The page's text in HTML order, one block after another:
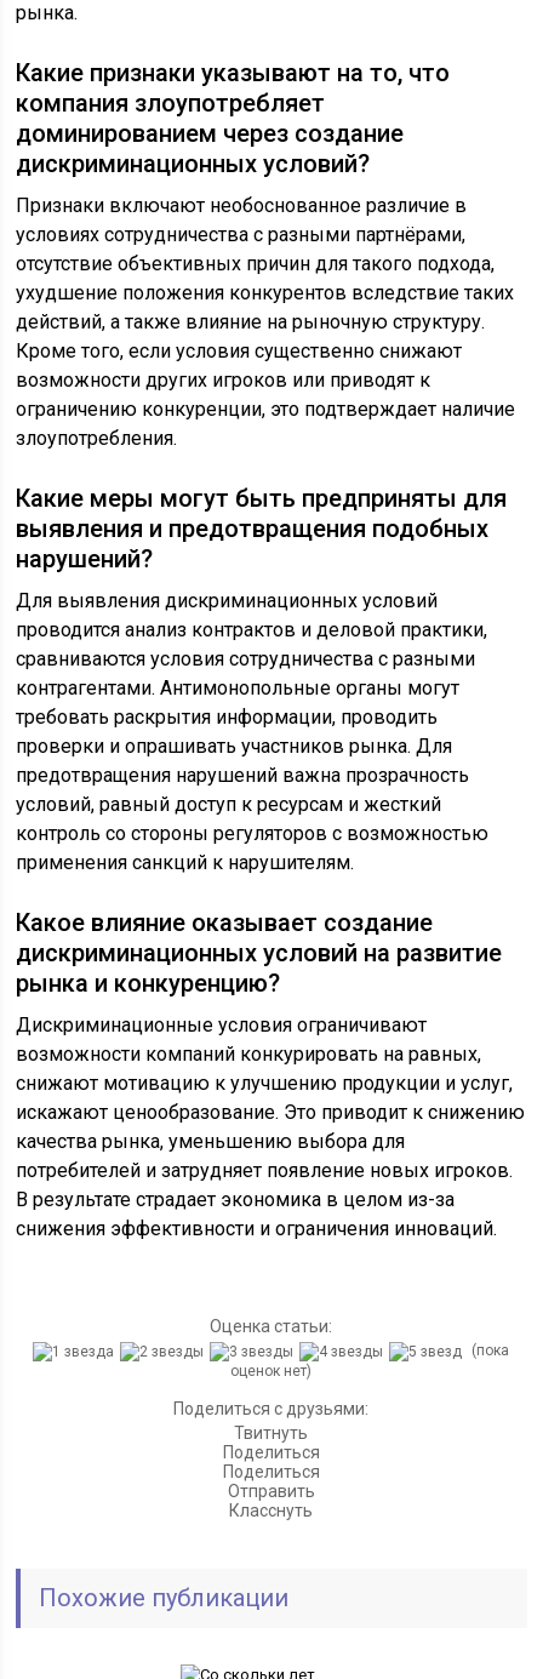
рынка.
Какие признаки указывают на то, что
компания злоупотребляет
доминированием через создание
дискриминационных условий?
Признаки включают необоснованное различие в
условиях сотрудничества с разными партнёрами,
отсутствие объективных причин для такого подхода,
ухудшение положения конкурентов вследствие таких
действий, а также влияние на рыночную структуру.
Кроме того, если условия существенно снижают
возможности других игроков или приводят к
ограничению конкуренции, это подтверждает наличие
злоупотребления.
Какие меры могут быть предприняты для
выявления и предотвращения подобных
нарушений?
Для выявления дискриминационных условий
проводится анализ контрактов и деловой практики,
сравниваются условия сотрудничества с разными
контрагентами. Антимонопольные органы могут
требовать раскрытия информации, проводить
проверки и опрашивать участников рынка. Для
предотвращения нарушений важна прозрачность
условий, равный доступ к ресурсам и жесткий
контроль со стороны регуляторов с возможностью
применения санкций к нарушителям.
Какое влияние оказывает создание
дискриминационных условий на развитие
рынка и конкуренцию?
Дискриминационные условия ограничивают
возможности компаний конкурировать на равных,
снижают мотивацию к улучшению продукции и услуг,
искажают ценообразование. Это приводит к снижению
качества рынка, уменьшению выбора для
потребителей и затрудняет появление новых игроков.
В результате страдает экономика в целом из-за
снижения эффективности и ограничения инноваций.
Оценка статьи:
(пока
оценок нет)
Поделиться с друзьями:
Твитнуть
Поделиться
Поделиться
Отправить
Класснуть
Похожие публикации